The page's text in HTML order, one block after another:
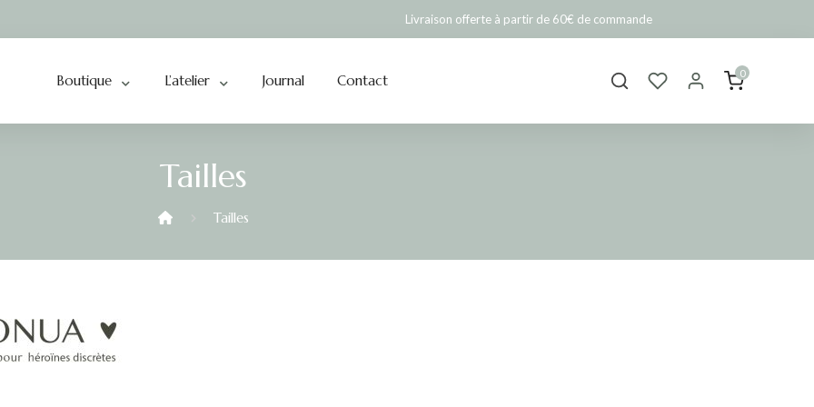
Livraison offerte à partir de 60€ de commande
Boutique L’atelier Journal Contact 0
Tailles
Tailles